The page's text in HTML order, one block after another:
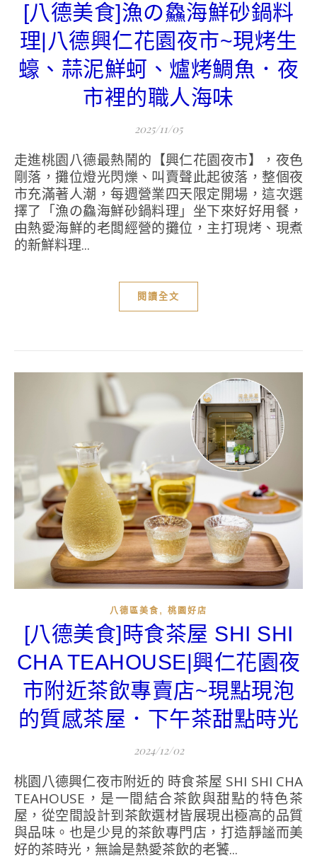
[八德美食]漁の鱻海鮮砂鍋料
理|八德興仁花園夜市~現烤生
蠔、蒜泥鮮蚵、爐烤鯛魚．夜
市裡的職人海味
2025/11/05
走進桃園八德最熱鬧的【興仁花園夜市】，夜色
剛落，攤位燈光閃爍、叫賣聲此起彼落，整個夜
市充滿著人潮，每週營業四天限定開場，這次選
擇了「漁の鱻海鮮砂鍋料理」坐下來好好用餐，
由熱愛海鮮的老闆經營的攤位，主打現烤、現煮
的新鮮料理...
閱讀全文
八德區美食 , 桃園好店
[八德美食]時食茶屋 SHI SHI
CHA TEAHOUSE|興仁花園夜
市附近茶飲專賣店~現點現泡
的質感茶屋．下午茶甜點時光
2024/12/02
桃園八德興仁夜市附近的 時食茶屋 SHI SHI CHA
TEAHOUSE，是一間結合茶飲與甜點的特色茶
屋，從空間設計到茶飲選材皆展現出極高的品質
與品味。也是少見的茶飲專門店，打造靜謐而美
好的茶時光，無論是熱愛茶飲的老饕...